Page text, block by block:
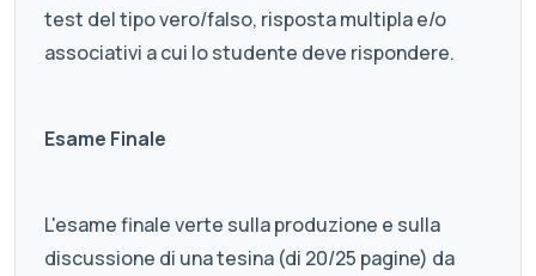
test del tipo vero/falso, risposta multipla e/o
associativi a cui lo studente deve rispondere.
Esame Finale
L'esame finale verte sulla produzione e sulla
discussione di una tesina (di 20/25 pagine) da